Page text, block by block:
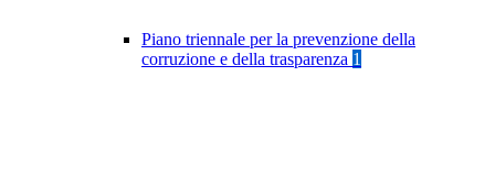
Piano triennale per la prevenzione della
corruzione e della trasparenza 1